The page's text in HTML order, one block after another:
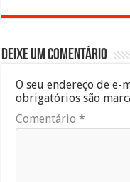
Deixe um comentário
O seu endereço de e-
obrigatórios são
Comentário*